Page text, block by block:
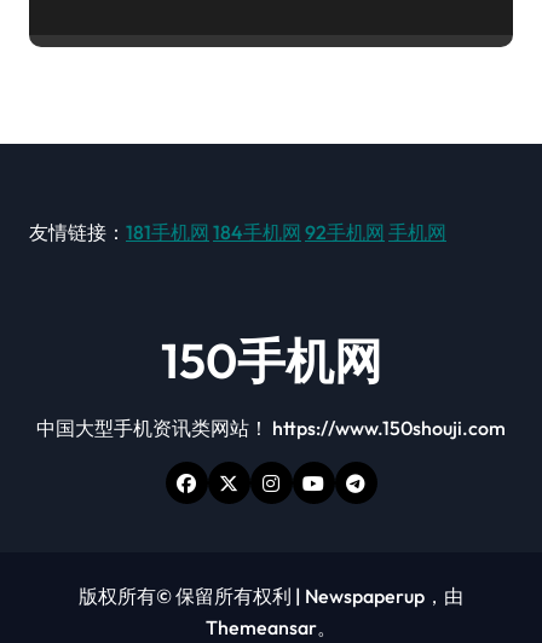
友情链接： 181手机网 184手机网 92手机网 手机网
150手机网
中国大型手机资讯类网站！ https://www.150shouji.com
版权所有© 保留所有权利 | Newspaperup ，由
Themeansar。